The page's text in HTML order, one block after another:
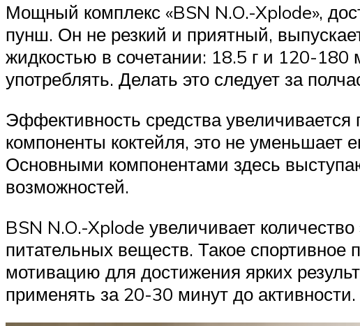
Мощный комплекс «BSN N.O.-Xplode»,
пунш. Он не резкий и приятный,
жидкостью в сочетании: 18.5 г и 120-
употреблять. Делать это следует за
Эффективность средства
компоненты коктейля, это не уменьшает
Основными компонентами здесь
возможностей.
BSN N.O.-Xplode увеличивает
питательных веществ. Такое
мотивацию для достижения ярких
применять за 20-30 минут до активности.